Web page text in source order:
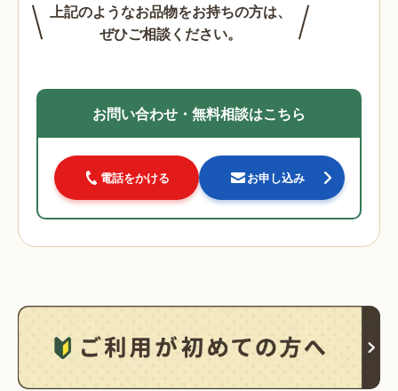
上記のようなお品物をお持ちの方は、
ぜひご相談ください。
お問い合わせ・無料相談はこちら
電話をかける お申し込み